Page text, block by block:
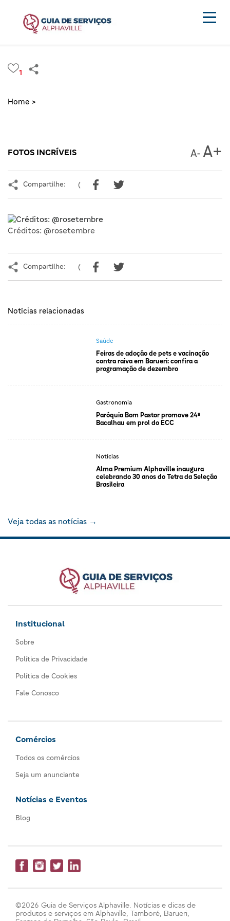
1
Home >
FOTOS INCRÍVEIS
Compartilhe: (
Créditos: @rosetembre
Compartilhe: (
Notícias relacionadas
Saúde
Feiras de adoção de pets e vacinação
contra raiva em Barueri: confira a
programação de dezembro
Gastronomia
Paróquia Bom Pastor promove 24º
Bacalhau em prol do ECC
Notícias
Alma Premium Alphaville inaugura
celebrando 30 anos do Tetra da Seleção
Brasileira
Veja todas as notícias →
Institucional
Sobre
Política de Privacidade
Política de Cookies
Fale Conosco
Comércios
Todos os comércios
Seja um anunciante
Notícias e Eventos
Blog
©2026 Guia de Serviços Alphaville. Notícias e dicas de
produtos e serviços em Alphaville, Tamboré, Barueri,